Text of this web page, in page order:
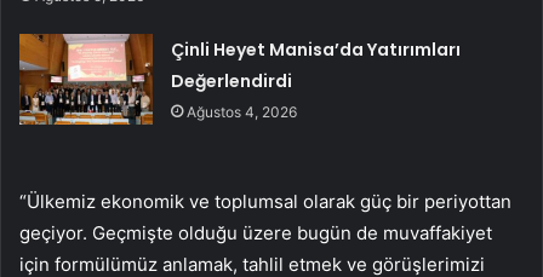
Çinli Heyet Manisa’da Yatırımları
Değerlendirdi
Ağustos 4, 2026
“Ülkemiz ekonomik ve toplumsal olarak güç bir periyottan
geçiyor. Geçmişte olduğu üzere bugün de muvaffakiyet
için formülümüz anlamak, tahlil etmek ve görüşlerimizi